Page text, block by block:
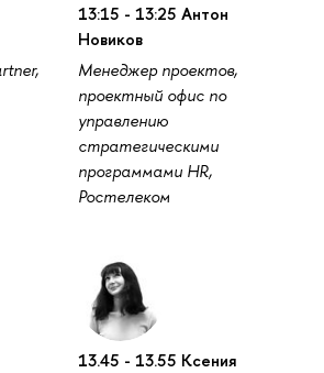
13:15 - 13:25 Антон
Новиков
Менеджер проектов,
проектный офис по
управлению
стратегическими
программами HR,
Ростелеком
13.45 - 13.55 Ксения